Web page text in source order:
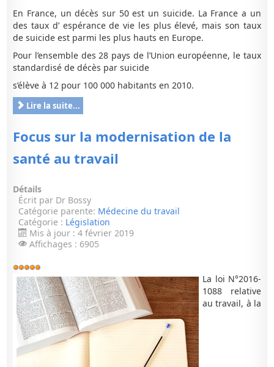
En France, un décès sur 50 est un suicide. La France a un
des taux d’ espérance de vie les plus élevé, mais son taux
de suicide est parmi les plus hauts en Europe.
Pour l’ensemble des 28 pays de l’Union européenne, le taux
standardisé de décès par suicide
s’élève à 12 pour 100 000 habitants en 2010.
Lire la suite...
Focus sur la modernisation de la
santé au travail
Détails
Écrit par Dr Bossy
Catégorie parente: Médecine du travail
Catégorie : Législation
Mis à jour : 4 février 2019
Affichages : 6905
Vote
utilisateur:5/5
La loi N°2016-
1088 relative
au travail, à la